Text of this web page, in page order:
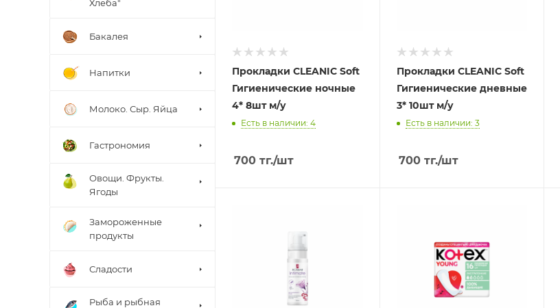
Прокладки CLEANIC Soft
Гигиенические ночные
4* 8шт м/у
Есть в наличии: 4
700 тг./шт
Прокладки CLEANIC Soft
Гигиенические дневные
3* 10шт м/у
Есть в наличии: 3
700тг./шт
Хлеба"
Бакалея
Напитки
Молоко. Сыр. Яйца
Гастрономия
Овощи. Фрукты.
Ягоды
Замороженные
продукты
Сладости
Рыба и рыбная